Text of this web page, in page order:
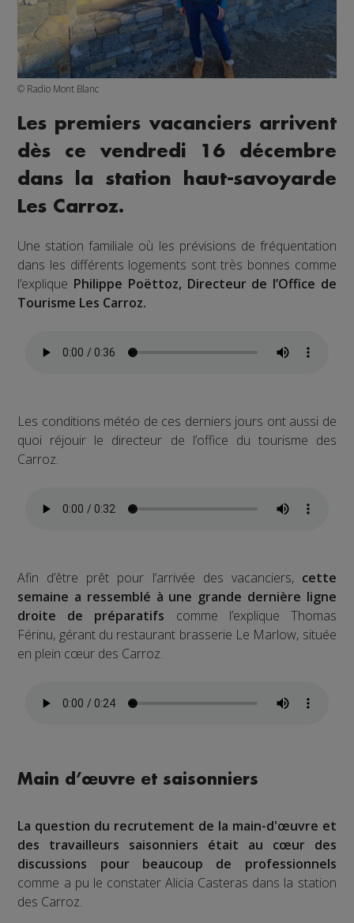
© Radio Mont Blanc
Les premiers vacanciers arrivent
dès ce vendredi 16 décembre
dans la station haut-savoyarde
Les Carroz.
Une station familiale où les prévisions de fréquentation
dans les différents logements sont très bonnes comme
l’explique Philippe Poëttoz, Directeur de l’Office de
Tourisme Les Carroz.
Les conditions météo de ces derniers jours ont aussi de
quoi réjouir le directeur de l’office du tourisme des
Carroz.
Afin d’être prêt pour l’arrivée des vacanciers, cette
semaine a ressemblé à une grande dernière ligne
droite de préparatifs comme l’explique Thomas
Férinu, gérant du restaurant brasserie Le Marlow, située
en plein cœur des Carroz.
Main d’œuvre et saisonniers
La question du recrutement de la main-d'œuvre et
des travailleurs saisonniers était au cœur des
discussions pour beaucoup de professionnels
comme a pu le constater Alicia Casteras dans la station
des Carroz.